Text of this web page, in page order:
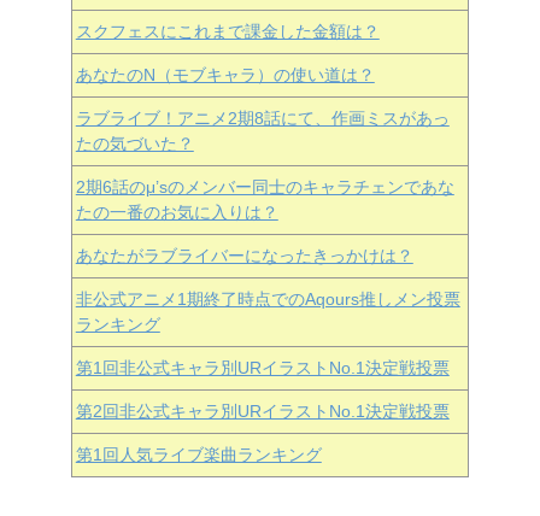
スクフェスにこれまで課金した金額は？
あなたのN（モブキャラ）の使い道は？
ラブライブ！アニメ2期8話にて、作画ミスがあっ
たの気づいた？
2期6話のμ’sのメンバー同士のキャラチェンであな
たの一番のお気に入りは？
あなたがラブライバーになったきっかけは？
非公式アニメ1期終了時点でのAqours推しメン投票
ランキング
第1回非公式キャラ別URイラストNo.1決定戦投票
第2回非公式キャラ別URイラストNo.1決定戦投票
第1回人気ライブ楽曲ランキング